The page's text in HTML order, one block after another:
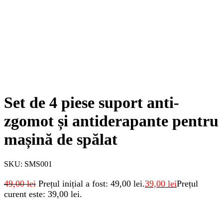
Set de 4 piese suport anti-
zgomot și antiderapante pentru
mașină de spălat
SKU: SMS001
49,00lei Prețul inițial a fost: 49,00 lei.39,00 leiPrețul
curent este: 39,00 lei.